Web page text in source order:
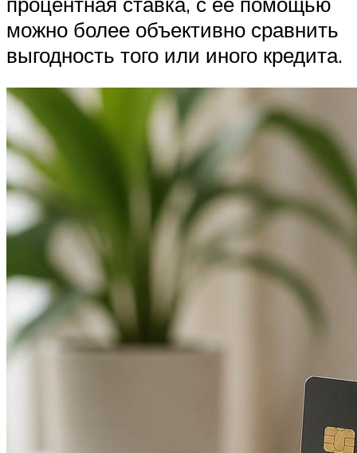
можно более объективно сравнить
выгодность того или иного кредита.